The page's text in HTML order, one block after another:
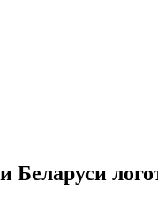
Беларуси